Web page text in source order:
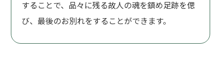
することで、品々に残る故人の魂を鎮め足跡を偲
び、最後のお別れをすることができます。